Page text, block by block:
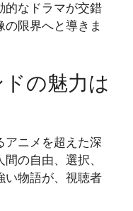
的なドラマが交錯
限界へと導きま
の魅力は
アニメを超えた深
の自由、選択、
い物語が、視聴者